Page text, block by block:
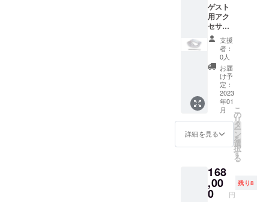
ゲスト
用アク
セサ
リー
4（水素
マド
ラー）
支援
者：
0人
お届
け予
定：
2023
年01
月
詳細を見る
こ
の
リ
タ
ー
ン
を
選
択
す
る
168
,00
0 円
残り8